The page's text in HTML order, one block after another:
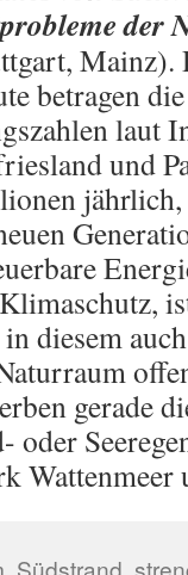
der
Mainz).
betragen
laut
und
jährlich,
diesem
gerade
oder
Wattenmeer
Südstrand,